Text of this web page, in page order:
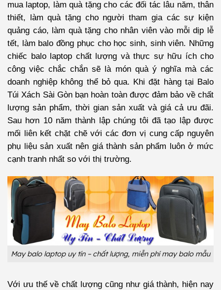
mua laptop, làm quà tặng cho các đối tác lâu năm, thân
thiết, làm quà tặng cho người tham gia các sự kiện
quảng cáo, làm quà tặng cho nhân viên vào mỗi dịp lễ
tết, làm balo đồng phục cho học sinh, sinh viên. Những
chiếc balo laptop chất lượng và thực sự hữu ích cho
công việc chắc chắn sẽ là món quà ý nghĩa mà các
doanh nghiệp không thể bỏ qua. Khi đặt hàng tại Balo
Túi Xách Sài Gònbạn hoàn toàn được đảm bảo về chất
lượng sản phẩm, thời gian sản xuất và giá cả ưu đãi.
Sau hơn 10 năm thành lập chúng tôi đã tạo lập được
mối liên kết chặt chẽ với các đơn vị cung cấp nguyên
phụ liệu sản xuất nên giá thành sản phẩm luôn ở mức
cạnh tranh nhất so với thị trường.
May balo laptop uy tín – chất lượng, miễn phí may balo mẫu
Với ưu thế về chất lượng cũng như giá thành, hiện nay